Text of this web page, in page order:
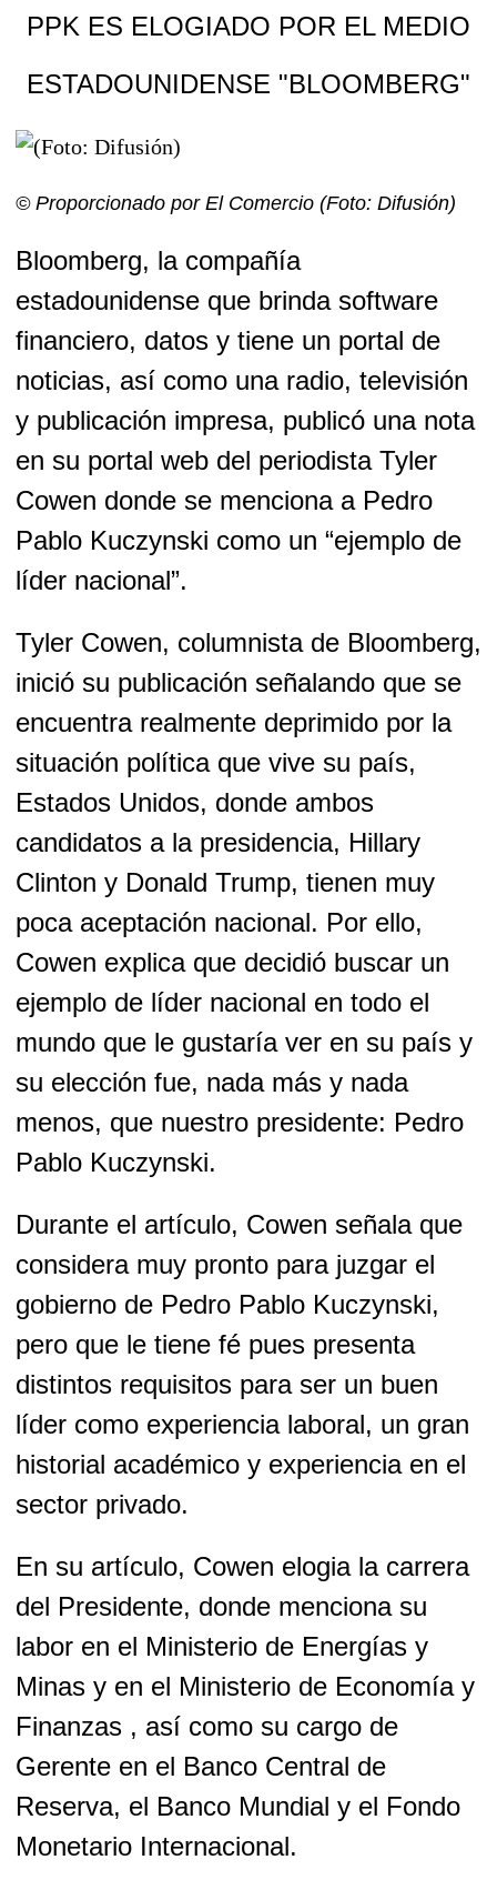
PPK ES ELOGIADO POR EL MEDIO
ESTADOUNIDENSE "BLOOMBERG"
© Proporcionado por El Comercio (Foto: Difusión)
Bloomberg, la compañía
estadounidense que brinda software
financiero, datos y tiene un portal de
noticias, así como una radio, televisión
y publicación impresa, publicó una nota
en su portal web del periodista Tyler
Cowen donde se menciona a Pedro
Pablo Kuczynski como un “ejemplo de
líder nacional”.
Tyler Cowen, columnista de Bloomberg,
inició su publicación señalando que se
encuentra realmente deprimido por la
situación política que vive su país,
Estados Unidos, donde ambos
candidatos a la presidencia, Hillary
Clinton y Donald Trump, tienen muy
poca aceptación nacional. Por ello,
Cowen explica que decidió buscar un
ejemplo de líder nacional en todo el
mundo que le gustaría ver en su país y
su elección fue, nada más y nada
menos, que nuestro presidente: Pedro
Pablo Kuczynski.
Durante el artículo, Cowen señala que
considera muy pronto para juzgar el
gobierno de Pedro Pablo Kuczynski,
pero que le tiene fé pues presenta
distintos requisitos para ser un buen
líder como experiencia laboral, un gran
historial académico y experiencia en el
sector privado.
En su artículo, Cowen elogia la carrera
del Presidente, donde menciona su
labor en el Ministerio de Energías y
Minas y en el Ministerio de Economía y
Finanzas , así como su cargo de
Gerente en el Banco Central de
Reserva, el Banco Mundial y el Fondo
Monetario Internacional.